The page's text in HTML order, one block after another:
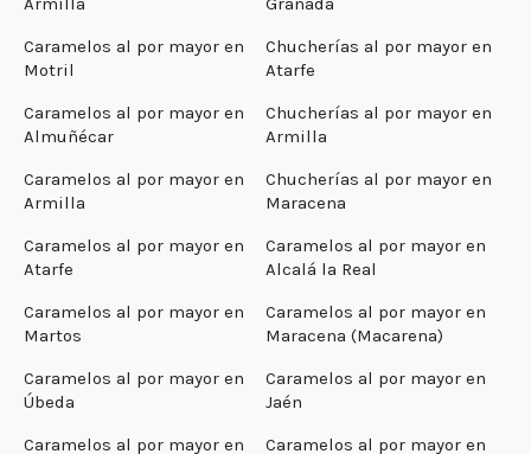
Caramelos al por mayor en
Motril
Chucherías al por mayor en
Atarfe
Caramelos al por mayor en
Almuñécar
Chucherías al por mayor en
Armilla
Caramelos al por mayor en
Armilla
Chucherías al por mayor en
Maracena
Caramelos al por mayor en
Atarfe
Caramelos al por mayor en
Alcalá la Real
Caramelos al por mayor en
Martos
Caramelos al por mayor en
Maracena (Macarena)
Caramelos al por mayor en
Úbeda
Caramelos al por mayor en
Jaén
Caramelos al por mayor en
Caramelos al por mayor en